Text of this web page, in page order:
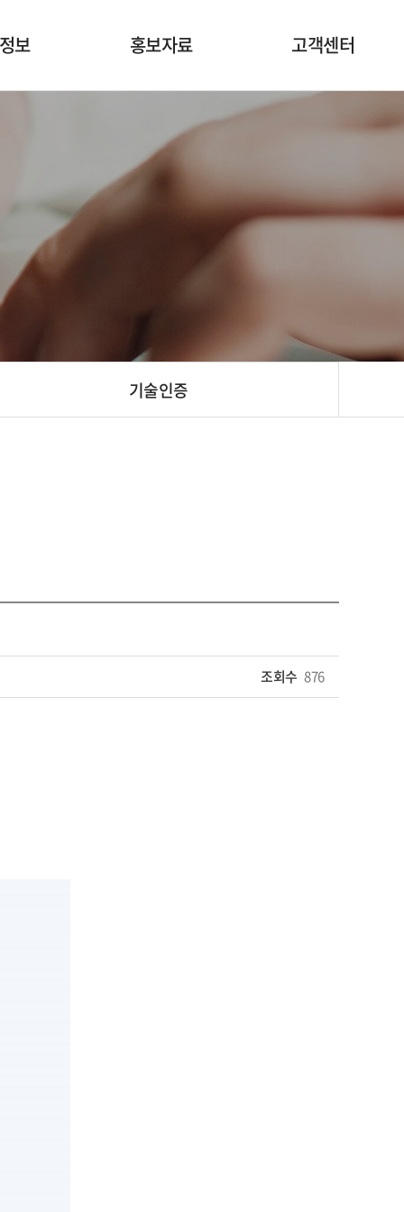
보
patch
홍보자료
공지사항
보도자료
기술인증
고객센터
고객의소리
기술인증
조회수 876